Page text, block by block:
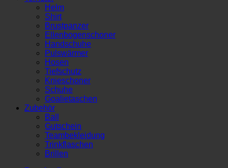
Helm
Shirt
Brustpanzer
Ellenbogenschoner
Handschuhe
Pulswärmer
Hosen
Tiefschutz
Knieschoner
Schuhe
Goalietaschen
Zubehör
Ball
Gutschein
Teambekleidung
Trinkflaschen
Brillen